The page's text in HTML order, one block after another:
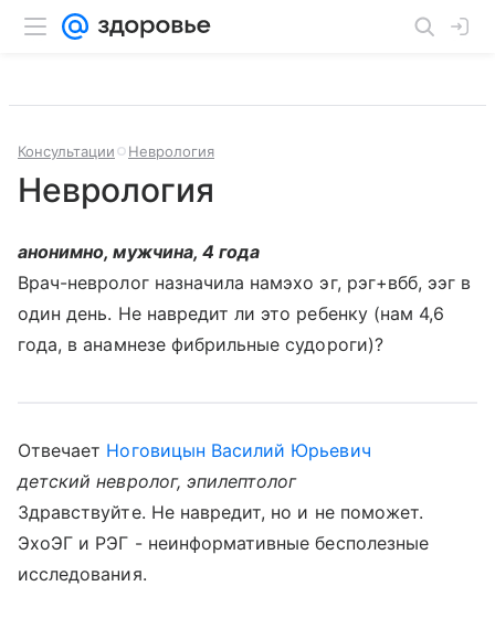
Консультации Неврология
Неврология
анонимно, мужчина, 4 года
Врач-невролог назначила намэхо эг, рэг+вбб, ээг в
один день. Не навредит ли это ребенку (нам 4,6
года, в анамнезе фибрильные судороги)?
Отвечает Ноговицын Василий Юрьевич
детский невролог, эпилептолог
Здравствуйте. Не навредит, но и не поможет.
ЭхоЭГ и РЭГ - неинформативные бесполезные
исследования.